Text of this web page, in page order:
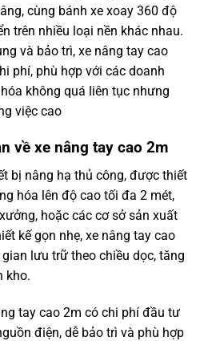
cùng bánh xe xoay 360 độ
trên nhiều loại nền khác nhau.
và bảo trì, xe nâng tay cao
phí, phù hợp với các doanh
không quá liên tục nhưng
việc cao
về xe nâng tay cao 2m
bị nâng hạ thủ công, được thiết
hóa lên độ cao tối đa 2 mét,
hoặc các cơ sở sản xuất
kế gọn nhẹ, xe nâng tay cao
lưu trữ theo chiều dọc, tăng
kho.
tay cao 2m có chi phí đầu tư
điện, dễ bảo trì và phù hợp